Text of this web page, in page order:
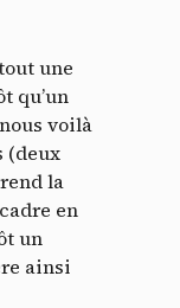
une
qu’un
voilà
(deux
la
en
un
ainsi